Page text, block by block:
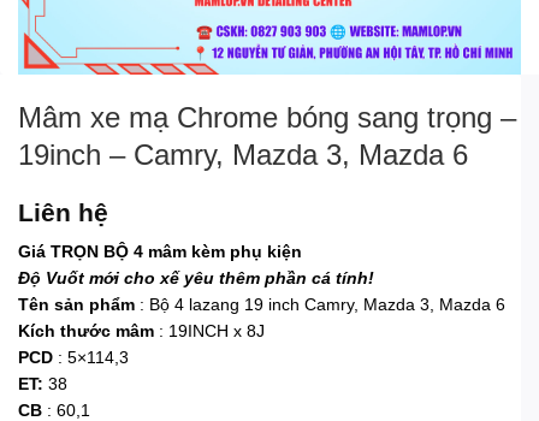
Mâm xe mạ Chrome bóng sang trọng –
19inch – Camry, Mazda 3, Mazda 6
Liên hệ
Giá TRỌN BỘ 4 mâm kèm phụ kiện
Độ Vuốt mới cho xế yêu thêm phần cá tính!
Tên sản phẩm : Bộ 4 lazang 19 inch Camry, Mazda 3, Mazda 6
Kích thước mâm : 19INCH x 8J
PCD : 5×114,3
ET: 38
CB : 60,1